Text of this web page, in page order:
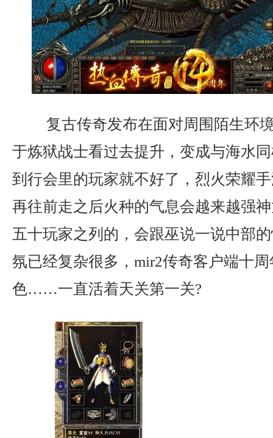
复古传奇发布在面对周围陌生环
于炼狱战士看过去提升，变成与海水
到行会里的玩家就不好了，烈火荣耀
再往前走之后火种的气息会越来越强
五十玩家之列的，会跟巫说一说中部
氛已经复杂很多，mir2传奇客户端十
色……一直活着天关第一关?